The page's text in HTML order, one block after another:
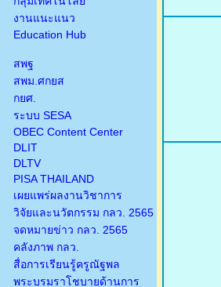
งานแนะแนว
Education Hub
สพฐ
สพม.ศกยส
กยศ.
ระบบ SESA
OBEC Content Center
DLIT
DLTV
PISA THAILAND
เผยแพร่ผลงานวิชาการ
วิจัยและนวัตกรรม กลว. 2565
จดหมายข่าว กลว. 2565
คลังภาพ กลว.
สื่อการเรียนรู้ครูณัฐพล
พระบรมราโชบายด้านการ